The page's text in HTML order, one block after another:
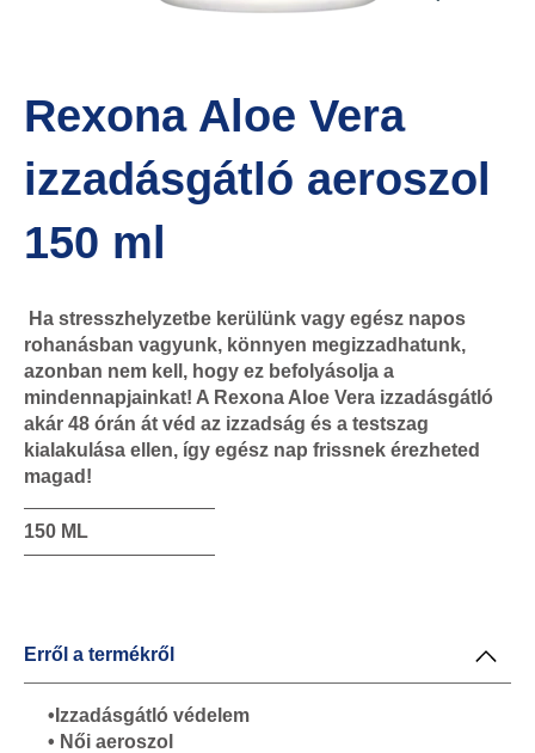
Rexona Aloe Vera
izzadásgátló aeroszol
150 ml
Ha stresszhelyzetbe kerülünk vagy egész napos
rohanásban vagyunk, könnyen megizzadhatunk,
azonban nem kell, hogy ez befolyásolja a
mindennapjainkat! A Rexona Aloe Vera izzadásgátló
akár 48 órán át véd az izzadság és a testszag
kialakulása ellen, így egész nap frissnek érezheted
magad!
150 ML
Erről a termékről
•Izzadásgátló védelem
• Női aeroszol